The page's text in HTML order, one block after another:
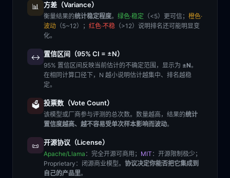
📊 方差（Variance）
衡量结果的统计稳定程度。 绿色·稳定 （<5）更可信； 橙色·
波动 （5~12）； 红色·不稳 （>12）说明排名还可能明显变
化。
↔️ 置信区间（95% CI = ±N）
95% 置信区间反映当前估计的不确定范围，显示为 ±N。
在相同计算口径下，N 越小说明估计越集中、排名越稳
定。
🗳️ 投票数（Vote Count）
该模型或厂商参与评测的总次数。数量越高，结果的统计
置信度越高、越不容易受单次样本影响而波动。
📜 开源协议（License）
Apache/Llama ：完全开源可商用； MIT ：开源限制极少；
Proprietary ：闭源商业模型。 协议决定你能否把它集成到
自己的产品里。